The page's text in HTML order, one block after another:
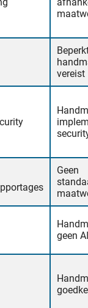
vereist
Geen
geen